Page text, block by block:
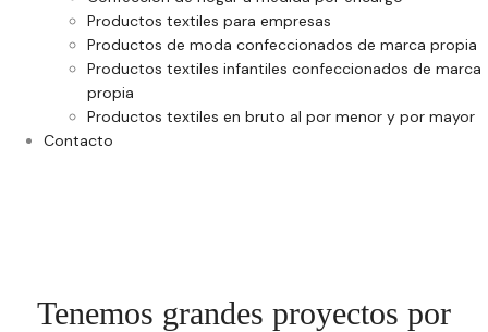
Productos textiles para empresas
Productos de moda confeccionados de marca propia
Productos textiles infantiles confeccionados de marca
propia
Productos textiles en bruto al por menor y por mayor
Contacto
Tenemos grandes proyectos por